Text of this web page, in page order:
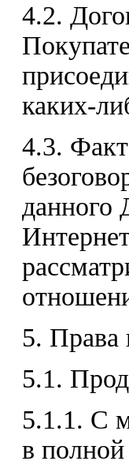
4.2.
каких-
4.3.
данного
5. Права
5.1.
5.1.1. С
в полной